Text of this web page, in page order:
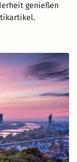
genießen